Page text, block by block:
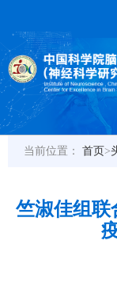
当前位置： 首页>
竺淑佳组联